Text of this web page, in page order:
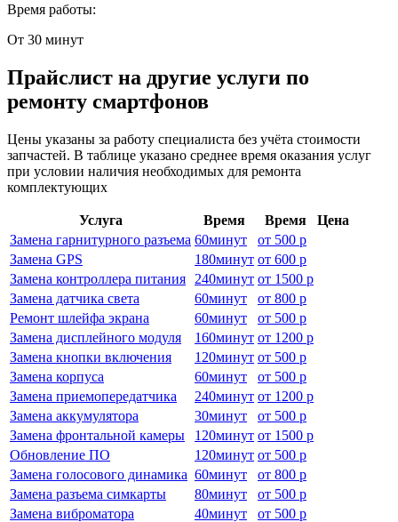
Время работы:
От 30 минут
Прайслист на другие услуги по
ремонту смартфонов
Цены указаны за работу специалиста без учёта стоимости
запчастей. В таблице указано среднее время оказания услуг
при условии наличия необходимых для ремонта
комплектующих
Услуга Время Время
Цена
Замена гарнитурного разъема 60минут от 500 р
Замена GPS
180минут от 600 р
Замена контроллера питания
240минут от 1500 р
Замена датчика света
60минут от 800 р
Ремонт шлейфа экрана
60минут от 500 р
Замена дисплейного модуля
160минут от 1200 р
Замена кнопки включения
120минут от 500 р
Замена корпуса
60минут от 500 р
Замена приемопередатчика
240минут от 1200 р
Замена аккумулятора
30минут от 500 р
Замена фронтальной камеры
120минут от 1500 р
Обновление ПО
120минут от 500 р
Замена голосового динамика 60минут от 800 р
Замена разъема симкарты
80минут от 500 р
Замена виброматора
40минут от 500 р